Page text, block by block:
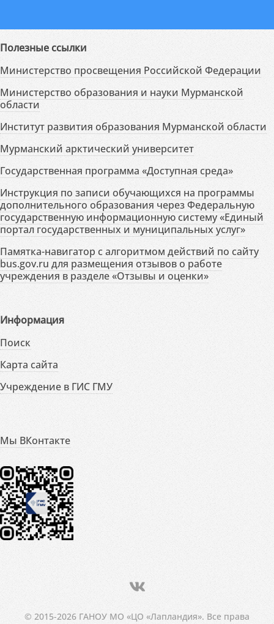
Полезные ссылки
Министерство просвещения Российской Федерации
Министерство образования и науки Мурманской
области
Институт развития образования Мурманской области
Мурманский арктический университет
Государственная программа «Доступная среда»
Инструкция по записи обучающихся на программы
дополнительного образования через Федеральную
государственную информационную систему «Единый
портал государственных и муниципальных услуг»
Памятка-навигатор с алгоритмом действий по сайту
bus.gov.ru для размещения отзывов о работе
учреждения в разделе «Отзывы и оценки»
Информация
Поиск
Карта сайта
Учреждение в ГИС ГМУ
Мы ВКонтакте
© 2015-2026 ГАНОУ МО «ЦО «Лапландия». Все права